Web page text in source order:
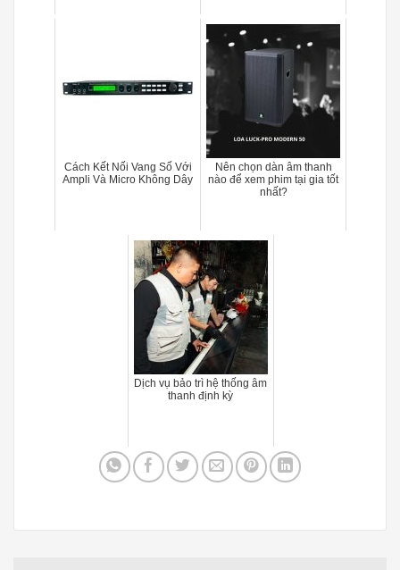
Cách Kết Nối Vang Số Với
Ampli Và Micro Không Dây
Nên chọn dàn âm thanh
nào để xem phim tại gia tốt
nhất?
Dịch vụ bảo trì hệ thống âm
thanh định kỳ